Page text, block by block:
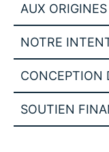
AUX
NOTRE
CONCEPTION
SOUTIEN